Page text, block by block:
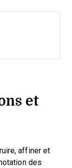
et
affiner et
des